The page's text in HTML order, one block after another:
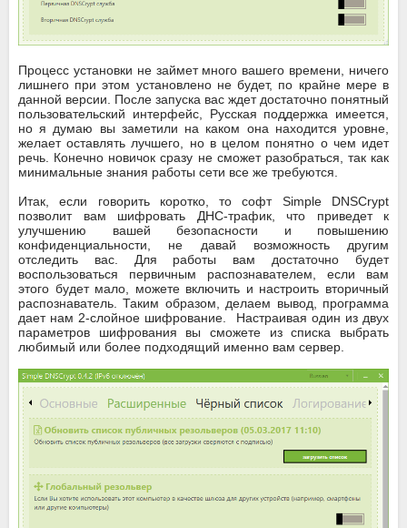
Процесс установки не займет много вашего времени, ничего
лишнего при этом установлено не будет, по крайне мере в
данной версии. После запуска вас ждет достаточно понятный
пользовательский интерфейс, Русская поддержка имеется,
но я думаю вы заметили на каком она находится уровне,
желает оставлять лучшего, но в целом понятно о чем идет
речь. Конечно новичок сразу не сможет разобраться, так как
минимальные знания работы сети все же требуются.
Итак, если говорить коротко, то софт Simple DNSCrypt
позволит вам шифровать ДНС-трафик, что приведет к
улучшению вашей безопасности и повышению
конфиденциальности, не давай возможность другим
отследить вас. Для работы вам достаточно будет
воспользоваться первичным распознавателем, если вам
этого будет мало, можете включить и настроить вторичный
распознаватель. Таким образом, делаем вывод, программа
дает нам 2-слойное шифрование. Настраивая один из двух
параметров шифрования вы сможете из списка выбрать
любимый или более подходящий именно вам сервер.